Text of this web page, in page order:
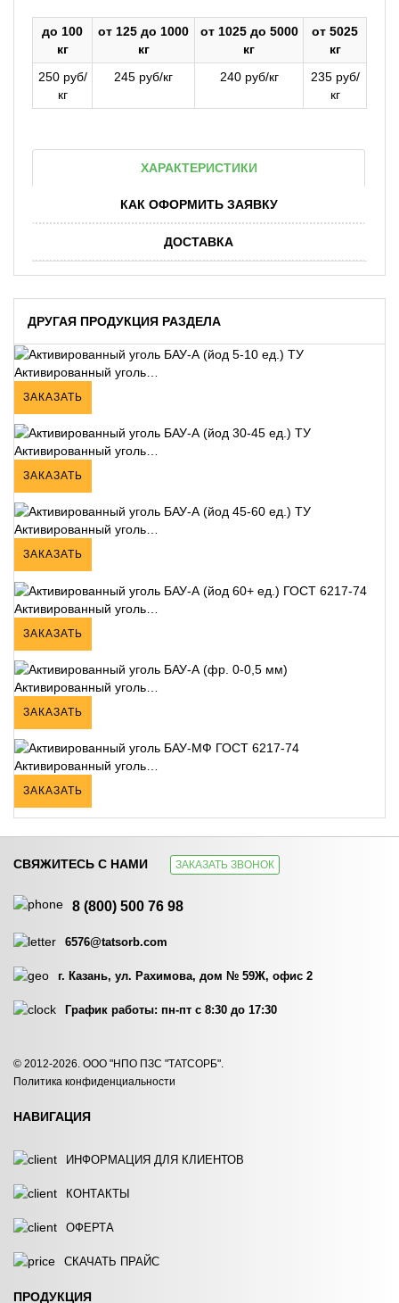
до 100
кг
от 125 до 1000
кг
от 1025 до 5000
кг
от 5025
кг
250 руб/
кг
245 руб/кг 240 руб/кг
235 руб/
кг
ХАРАКТЕРИСТИКИ
КАК ОФОРМИТЬ ЗАЯВКУ
ДОСТАВКА
ДРУГАЯ ПРОДУКЦИЯ РАЗДЕЛА
Активированный уголь…
ЗАКАЗАТЬ
Активированный уголь…
ЗАКАЗАТЬ
Активированный уголь…
ЗАКАЗАТЬ
Активированный уголь…
ЗАКАЗАТЬ
Активированный уголь…
ЗАКАЗАТЬ
Активированный уголь…
ЗАКАЗАТЬ
СВЯЖИТЕСЬ С НАМИ ЗАКАЗАТЬ ЗВОНОК
8 (800) 500 76 98
6576@tatsorb.com
г. Казань, ул. Рахимова, дом № 59Ж, офис 2
График работы: пн-пт с 8:30 до 17:30
© 2012-2026. ООО "НПО ПЗС "ТАТСОРБ".
Политика конфиденциальности
НАВИГАЦИЯ
ИНФОРМАЦИЯ ДЛЯ КЛИЕНТОВ
КОНТАКТЫ
ОФЕРТА
СКАЧАТЬ ПРАЙС
ПРОДУКЦИЯ